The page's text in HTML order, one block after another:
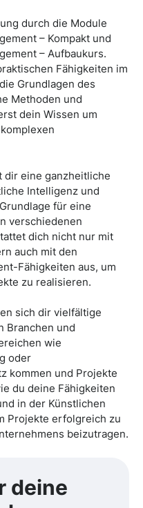
durch die Module
– Kompakt und
– Aufbaukurs.
Fähigkeiten im
Grundlagen des
Methoden und
dein Wissen um
dir eine ganzheitliche
Intelligenz und
für eine
verschiedenen
dich nicht nur mit
auch mit den
Fähigkeiten aus, um
zu realisieren.
sich dir vielfältige
Branchen und
wie
oder
kommen und Projekte
du deine Fähigkeiten
in der Künstlichen
Projekte erfolgreich zu
beizutragen.
deine